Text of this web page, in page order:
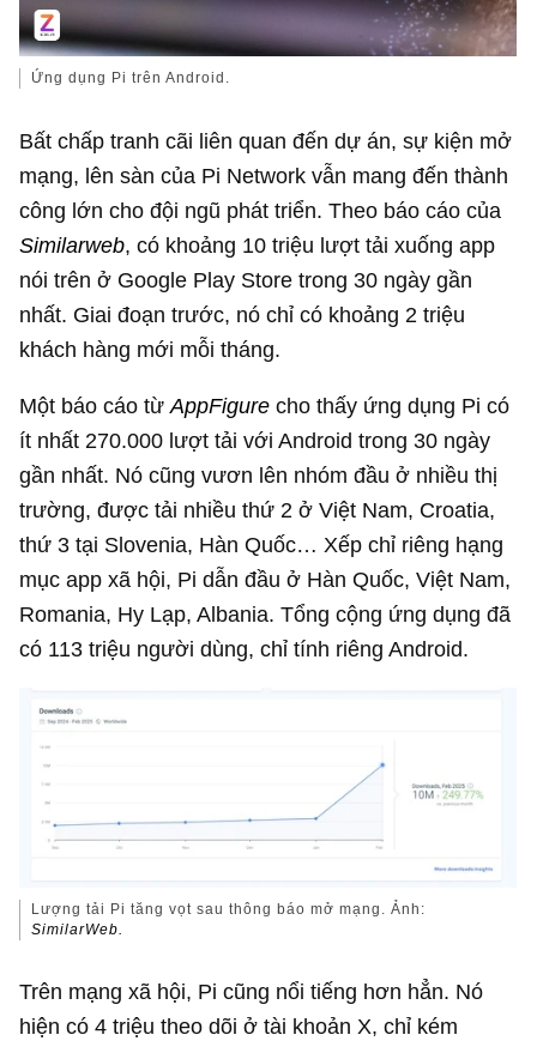
Ứng dụng Pi trên Android.
Bất chấp tranh cãi liên quan đến dự án, sự kiện mở
mạng, lên sàn của Pi Network vẫn mang đến thành
công lớn cho đội ngũ phát triển. Theo báo cáo của
Similarweb, có khoảng 10 triệu lượt tải xuống app
nói trên ở Google Play Store trong 30 ngày gần
nhất. Giai đoạn trước, nó chỉ có khoảng 2 triệu
khách hàng mới mỗi tháng.
Một báo cáo từAppFigure cho thấy ứng dụng Pi có
ít nhất 270.000 lượt tải với Android trong 30 ngày
gần nhất. Nó cũng vươn lên nhóm đầu ở nhiều thị
trường, được tải nhiều thứ 2 ở Việt Nam, Croatia,
thứ 3 tại Slovenia, Hàn Quốc… Xếp chỉ riêng hạng
mục app xã hội, Pi dẫn đầu ở Hàn Quốc, Việt Nam,
Romania, Hy Lạp, Albania. Tổng cộng ứng dụng đã
có 113 triệu người dùng, chỉ tính riêng Android.
Lượng tải Pi tăng vọt sau thông báo mở mạng. Ảnh:
SimilarWeb.
Trên mạng xã hội, Pi cũng nổi tiếng hơn hẳn. Nó
hiện có 4 triệu theo dõi ở tài khoản X, chỉ kém